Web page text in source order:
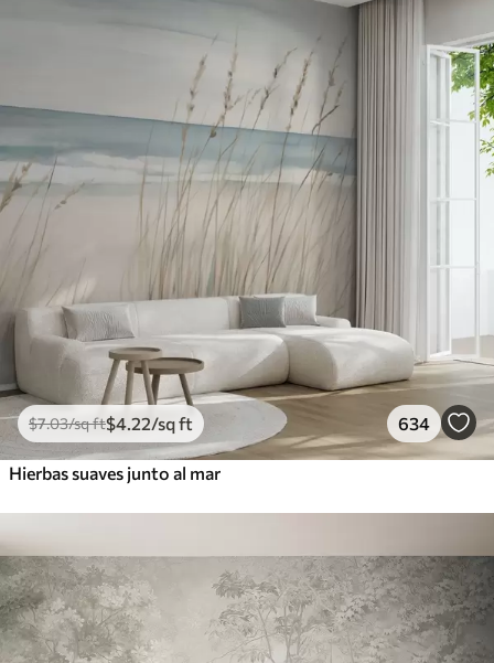
$7.03/sq ft$4 .22/sq ft 634
Hierbas suaves junto al mar